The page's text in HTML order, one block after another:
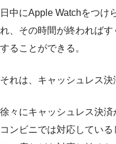
日中にApple Watchをつけ
れ、その時間が終われば
することができる。
それは、キャッシュレス決
徐々にキャッシュレス決
コンビニでは対応してい